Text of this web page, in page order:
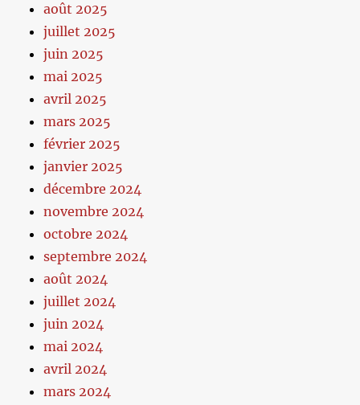
août 2025
juillet 2025
juin 2025
mai 2025
avril 2025
mars 2025
février 2025
janvier 2025
décembre 2024
novembre 2024
octobre 2024
septembre 2024
août 2024
juillet 2024
juin 2024
mai 2024
avril 2024
mars 2024